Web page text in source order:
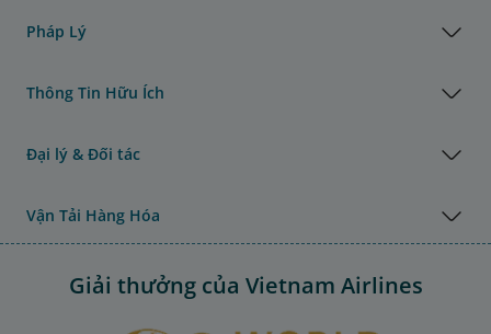
Pháp Lý
Thông Tin Hữu Ích
Đại lý & Đối tác
Vận Tải Hàng Hóa
Giải thưởng của Vietnam Airlines